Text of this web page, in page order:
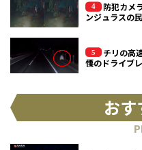
防犯カメ
ンジュラスの
チリの高
慄のドライブ
お